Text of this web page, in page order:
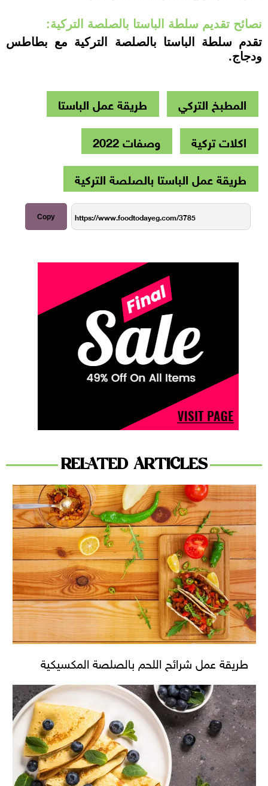
نصائح تقديم سلطة الباستا بالصلصة التركية:
تقدم سلطة الباستا بالصلصة التركية مع بطاطس
ودجاج.
المطبخ التركي
طريقة عمل الباستا
اكلات تركية
وصفات 2022
طريقة عمل الباستا بالصلصة التركية
Copy
RELATED ARTICLES
طريقة عمل شرائح اللحم بالصلصة المكسيكية